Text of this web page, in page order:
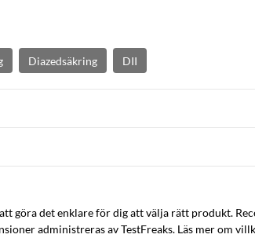
Diazedsäkring DII
göra det enklare för dig att välja rätt produkt.
administreras av TestFreaks. Läs mer om